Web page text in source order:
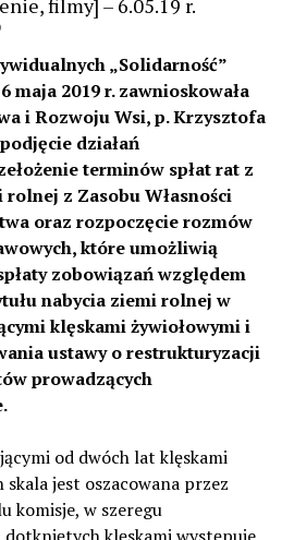
„Solidarność”
maja 2019 r. zawnioskowała
i Rozwoju Wsi, p. Krzysztofa
działań
terminów spłat rat z
z Zasobu Własności
oraz rozpoczęcie rozmów
które umożliwią
zobowiązań względem
nabycia ziemi rolnej w
klęskami żywiołowymi i
ustawy o restrukturyzacji
prowadzących
od dwóch lat klęskami
jest oszacowana przez
komisje, w szeregu